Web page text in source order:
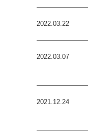
2022.03.22
2022.03.07
2021.12.24